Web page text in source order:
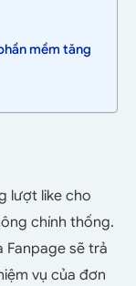
mềm tăng
lượt like cho
chính thống.
Fanpage sẽ trả
vụ của đơn